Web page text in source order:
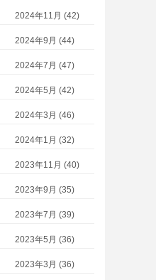
2024年11月 (42)
2024年9月 (44)
2024年7月 (47)
2024年5月 (42)
2024年3月 (46)
2024年1月 (32)
2023年11月 (40)
2023年9月 (35)
2023年7月 (39)
2023年5月 (36)
2023年3月 (36)